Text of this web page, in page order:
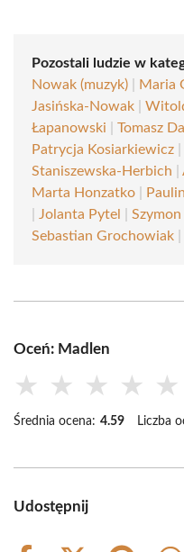
Pozostali ludzie w
Nowak (muzyk)
Maria
Jasińska-Nowak
Łapanowski
Tomasz
Patrycja Kosiarkiewicz
Staniszewska-Herbich
Marta Honzatko
Jolanta Pytel
Sebastian Grochowiak
Oceń: Madlen
★ ★ ★ ★ ★
Średnia ocena: 4.59 Liczba
Udostępnij